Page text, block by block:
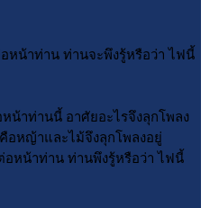
ท่าน ท่านจะพึงรู้หรือว่า ไฟนี้
านนี้ อาศัยอะไรจึงลุกโพลง
าและไม้จึงลุกโพลงอยู่
าท่าน ท่านพึงรู้หรือว่า ไฟนี้